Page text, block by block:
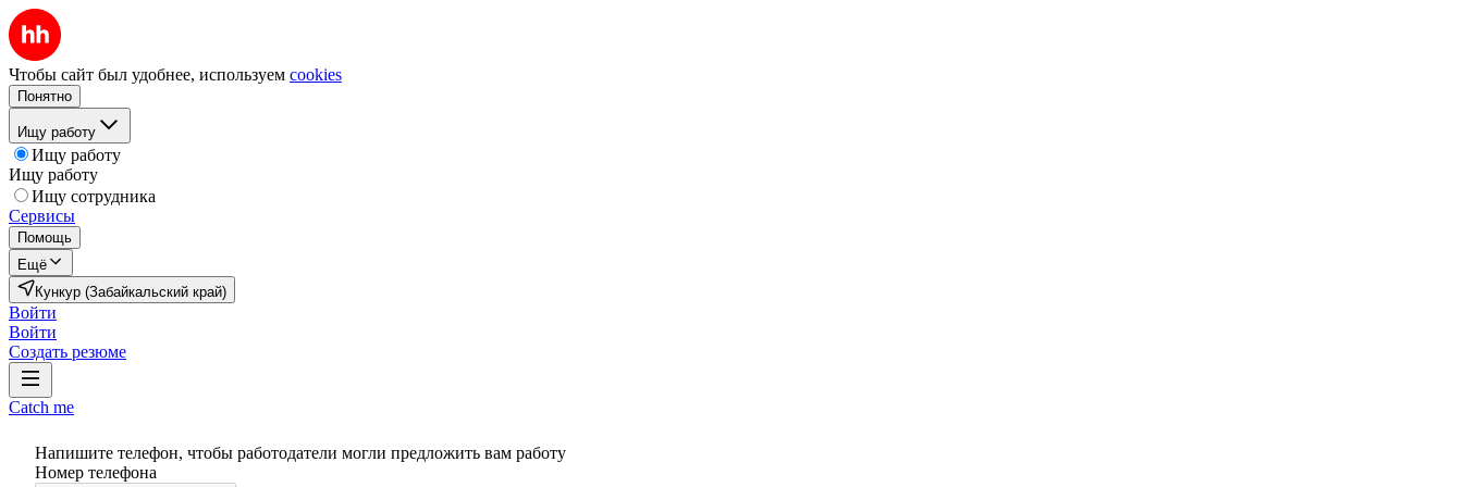
Чтобы сайт был удобнее, используем cookies
Понятно
Ищу работу
Ищу работу
Ищу работу
Ищу сотрудника
Сервисы
Помощь
Ещё
Кункур (Забайкальский край)
Войти
Войти
Создать резюме
Catch me
Напишите телефон, чтобы работодатели могли предложить вам работу
Номер телефона